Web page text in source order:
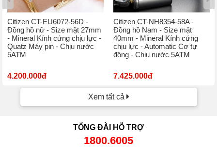
Citizen CT-EU6072-56D -
Đồng hồ nữ - Size mặt 27mm
- Mineral Kính cứng chịu lực -
Quatz Máy pin - Chịu nước
5ATM
4.200.000đ
Citizen CT-NH8354-58A -
Đồng hồ Nam - Size mặt
40mm - Mineral Kính cứng
chịu lực - Automatic Cơ tự
động - Chịu nước 5ATM
7.425.000đ
Xem tất cả
TỔNG ĐÀI HỖ TRỢ
1800.6005